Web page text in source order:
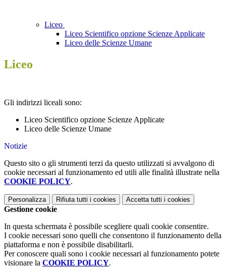
Liceo
Liceo Scientifico opzione Scienze Applicate
Liceo delle Scienze Umane
Liceo
Gli indirizzi liceali sono:
Liceo Scientifico opzione Scienze Applicate
Liceo delle Scienze Umane
Notizie
Questo sito o gli strumenti terzi da questo utilizzati si avvalgono di
cookie necessari al funzionamento ed utili alle finalità illustrate nella
COOKIE POLICY.
Personalizza Rifiuta tutti i cookies Accetta tutti i cookies
Gestione cookie
In questa schermata è possibile scegliere quali cookie consentire.
I cookie necessari sono quelli che consentono il funzionamento della
piattaforma e non è possibile disabilitarli.
Per conoscere quali sono i cookie necessari al funzionamento potete
visionare la COOKIE POLICY.